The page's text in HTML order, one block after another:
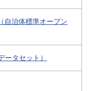
自治体標準オープン
ータセット）